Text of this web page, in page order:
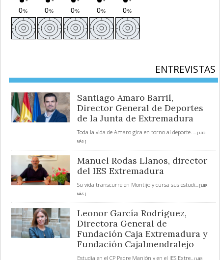
ENTREVISTAS
Santiago Amaro Barril,
Director General de Deportes
de la Junta de Extremadura
Toda la vida de Amaro gira en torno al deporte.
... [ LEER
MÁS ]
Manuel Rodas Llanos, director
del IES Extremadura
Su vida transcurre en Montijo y cursa sus estudi... [ LEER
MÁS ]
Leonor García Rodríguez,
Directora General de
Fundación Caja Extremadura y
Fundación Cajalmendralejo
Estudia en el CP Padre Manjón y en el IES Extre... [ LEER